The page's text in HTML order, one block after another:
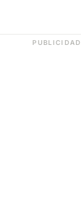
PUBLICIDAD